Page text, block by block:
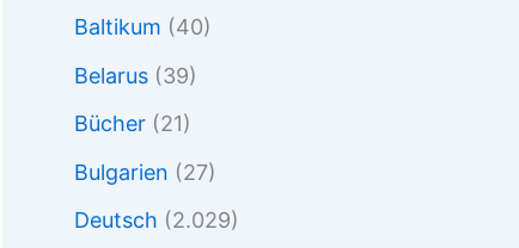
Baltikum (40)
Belarus (39)
Bücher (21)
Bulgarien (27)
Deutsch (2.029)